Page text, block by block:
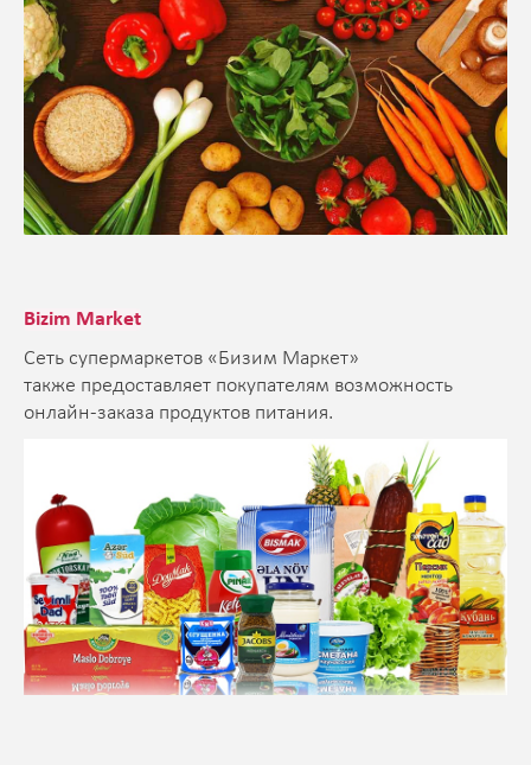
Bizim Market
Сеть супермаркетов «Бизим Маркет»
также предоставляет покупателям возможность
онлайн-заказа продуктов питания.